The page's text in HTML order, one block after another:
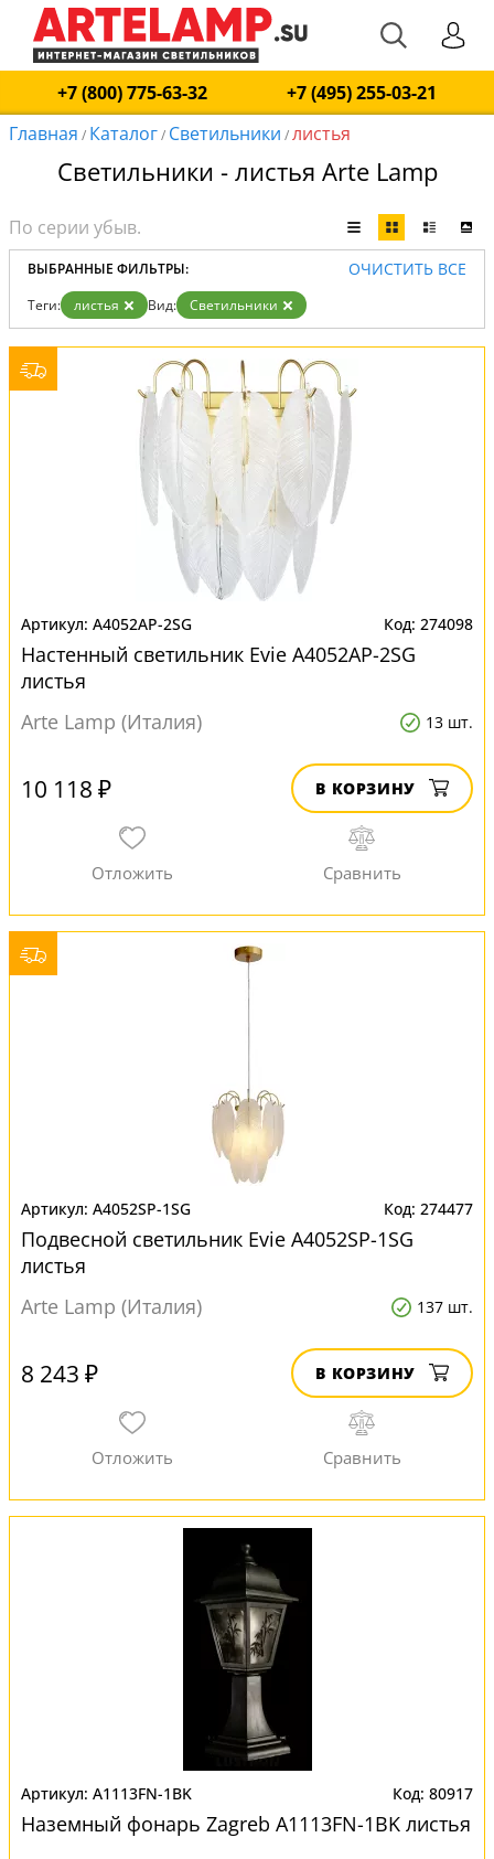
+7 (800) 775-63-32
+7 (495) 255-03-21
Главная / Каталог/ Светильники /листья
Светильники - листья Arte Lamp
ВЫБРАННЫЕ ФИЛЬТРЫ: ОЧИСТИТЬ ВСЕ
Теги: листья Вид: Светильники
A4052AP-2SG 274098
Настенный светильник Evie A4052AP-2SG
листья
Arte Lamp (Италия)
13 шт.
10 118 ₽ В КОРЗИНУ
A4052SP-1SG 274477
Подвесной светильник Evie A4052SP-1SG
листья
Arte Lamp (Италия)
137 шт.
8 243 ₽ В КОРЗИНУ
A1113FN-1BK 80917
Наземный фонарь Zagreb A1113FN-1BK листья